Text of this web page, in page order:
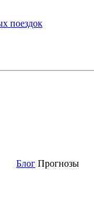
поездок
Блог Прогнозы